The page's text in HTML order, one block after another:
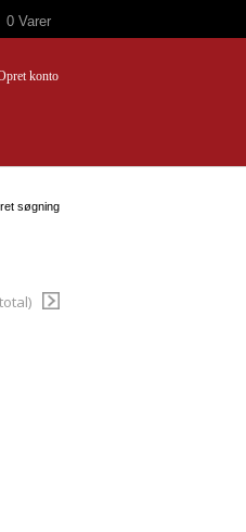
0 Varer
konto
søgning